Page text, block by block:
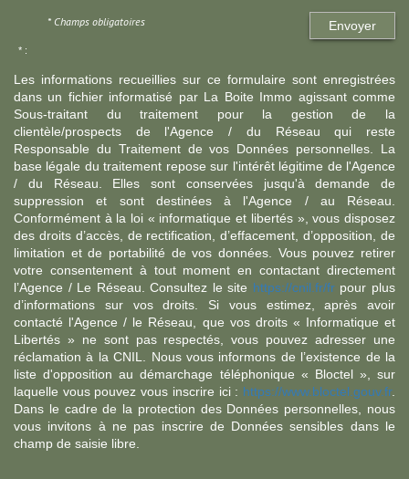
Envoyer
* Champs obligatoires
* :
Les informations recueillies sur ce formulaire sont enregistrées
dans un fichier informatisé par La Boite Immo agissant comme
Sous-traitant du traitement pour la gestion de la
clientèle/prospects de l'Agence / du Réseau qui reste
Responsable du Traitement de vos Données personnelles. La
base légale du traitement repose sur l'intérêt légitime de l'Agence
/ du Réseau. Elles sont conservées jusqu'à demande de
suppression et sont destinées à l'Agence / au Réseau.
Conformément à la loi « informatique et libertés », vous disposez
des droits d’accès, de rectification, d’effacement, d’opposition, de
limitation et de portabilité de vos données. Vous pouvez retirer
votre consentement à tout moment en contactant directement
l’Agence / Le Réseau. Consultez le site https://cnil.fr/frpour plus
d’informations sur vos droits. Si vous estimez, après avoir
contacté l'Agence / le Réseau, que vos droits « Informatique et
Libertés » ne sont pas respectés, vous pouvez adresser une
réclamation à la CNIL. Nous vous informons de l’existence de la
liste d'opposition au démarchage téléphonique « Bloctel », sur
laquelle vous pouvez vous inscrire ici : https://www.bloctel.gouv.fr.
Dans le cadre de la protection des Données personnelles, nous
vous invitons à ne pas inscrire de Données sensibles dans le
champ de saisie libre.